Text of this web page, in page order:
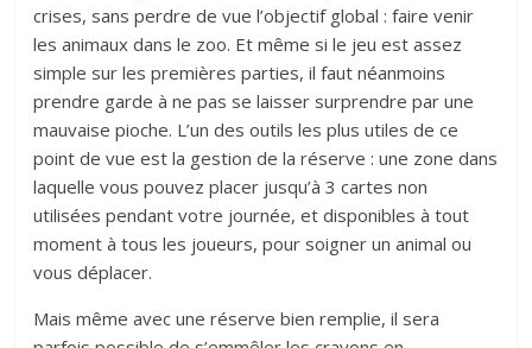
crises, sans perdre de vue l’objectif global : faire venir
les animaux dans le zoo. Et même si le jeu est assez
simple sur les premières parties, il faut néanmoins
prendre garde à ne pas se laisser surprendre par une
mauvaise pioche. L’un des outils les plus utiles de ce
point de vue est la gestion de la réserve : une zone dans
laquelle vous pouvez placer jusqu’à 3 cartes non
utilisées pendant votre journée, et disponibles à tout
moment à tous les joueurs, pour soigner un animal ou
vous déplacer.
Mais même avec une réserve bien remplie, il sera